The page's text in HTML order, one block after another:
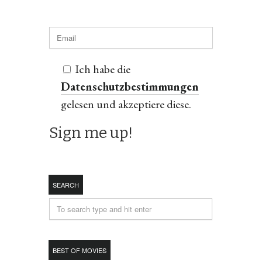
Ich habe die
Datenschutzbestimmungen
gelesen und akzeptiere diese.
SEARCH
BEST OF MOVIES